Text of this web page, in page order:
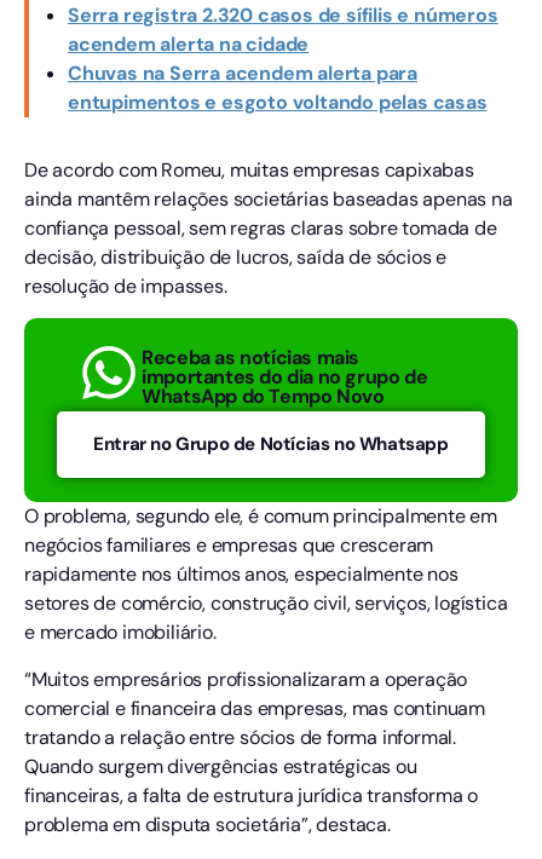
Serra registra 2.320 casos de sífilis e números
acendem alerta na cidade
Chuvas na Serra acendem alerta para
entupimentos e esgoto voltando pelas casas
De acordo com Romeu, muitas empresas capixabas
ainda mantêm relações societárias baseadas apenas na
confiança pessoal, sem regras claras sobre tomada de
decisão, distribuição de lucros, saída de sócios e
resolução de impasses.
Receba as notícias mais
importantes do dia no grupo de
WhatsApp do Tempo Novo
Entrar no Grupo de Notícias no Whatsapp
O problema, segundo ele, é comum principalmente em
negócios familiares e empresas que cresceram
rapidamente nos últimos anos, especialmente nos
setores de comércio, construção civil, serviços, logística
e mercado imobiliário.
“Muitos empresários profissionalizaram a operação
comercial e financeira das empresas, mas continuam
tratando a relação entre sócios de forma informal.
Quando surgem divergências estratégicas ou
financeiras, a falta de estrutura jurídica transforma o
problema em disputa societária”, destaca.